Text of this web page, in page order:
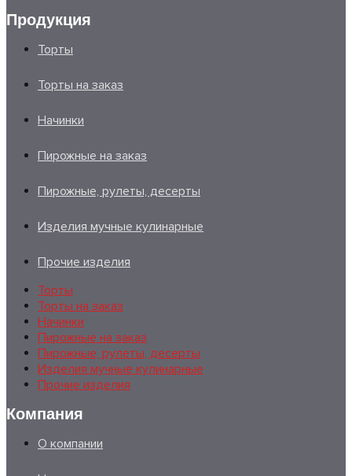
Продукция
Торты
Торты на заказ
Начинки
Пирожные на заказ
Пирожные, рулеты, десерты
Изделия мучные кулинарные
Прочие изделия
Торты
Торты на заказ
Начинки
Пирожные на заказ
Пирожные, рулеты, десерты
Изделия мучные кулинарные
Прочие изделия
Компания
О компании